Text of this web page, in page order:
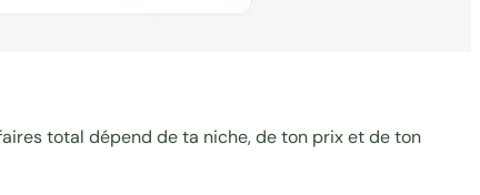
total dépend de ta niche, de ton prix et de ton